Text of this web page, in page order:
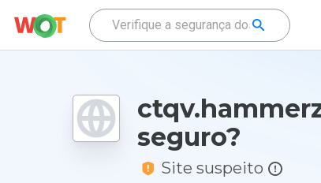
seguro?
Site suspeito